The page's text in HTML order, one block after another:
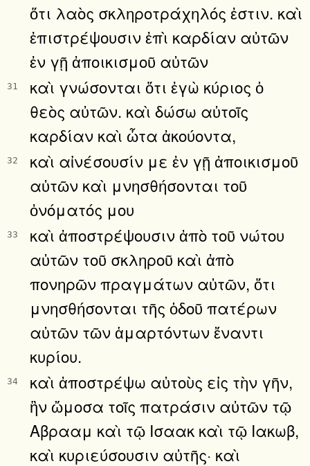
ὅτι λαὸς σκληροτράχηλός ἐστιν. καὶ
ἐπιστρέψουσιν ἐπὶ καρδίαν αὐτῶν
ἐν γῇ ἀποικισμοῦ αὐτῶν
31
καὶ γνώσονται ὅτι ἐγὼ κύριος ὁ
θεὸς αὐτῶν. καὶ δώσω αὐτοῖς
καρδίαν καὶ ὦτα ἀκούοντα,
32
καὶ αἰνέσουσίν με ἐν γῇ ἀποικισμοῦ
αὐτῶν καὶ μνησθήσονται τοῦ
ὀνόματός μου
33
καὶ ἀποστρέψουσιν ἀπὸ τοῦ νώτου
αὐτῶν τοῦ σκληροῦ καὶ ἀπὸ
πονηρῶν πραγμάτων αὐτῶν, ὅτι
μνησθήσονται τῆς ὁδοῦ πατέρων
αὐτῶν τῶν ἁμαρτόντων ἔναντι
κυρίου.
34
καὶ ἀποστρέψω αὐτοὺς εἰς τὴν γῆν,
ἣν ὤμοσα τοῖς πατράσιν αὐτῶν τῷ
Αβρααμ καὶ τῷ Ισαακ καὶ τῷ Ιακωβ,
καὶ κυριεύσουσιν αὐτῆς· καὶ